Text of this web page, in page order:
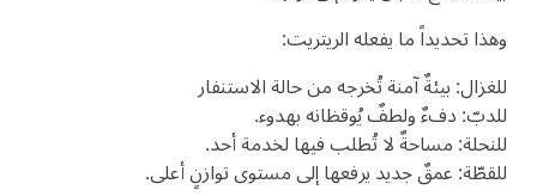
وهذا تحديداً ما يفعله الريتريت:
للغزال: بيئةٌ آمنة تُخرجه من حالة الاستنفار
للدبّ: دفءٌ ولطفٌ يُوقظانه بهدوء.
للنحلة: مساحةٌ لا تُطلب فيها لخدمة أحد.
للقطّة: عمقٌ جديد يرفعها إلى مستوى توازنٍ أعلى.